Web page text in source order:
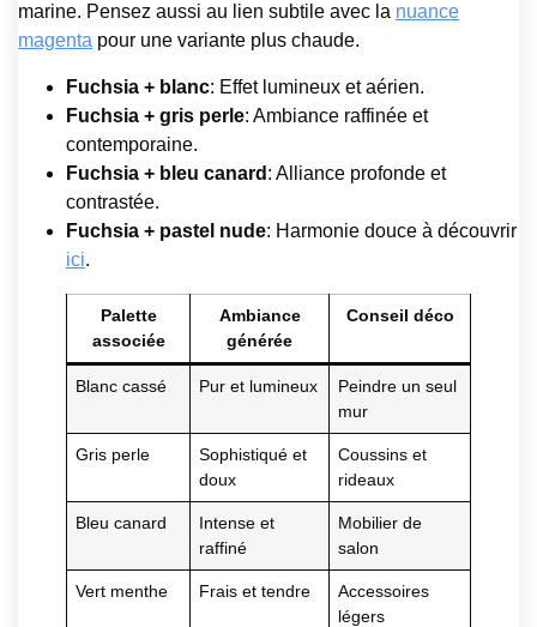
marine. Pensez aussi au lien subtile avec la nuance
magenta pour une variante plus chaude.
Fuchsia + blanc: Effet lumineux et aérien.
Fuchsia + gris perle: Ambiance raffinée et
contemporaine.
Fuchsia + bleu canard : Alliance profonde et
contrastée.
Fuchsia + pastel nude: Harmonie douce à découvrir
ici.
Palette
associée
Ambiance
générée
Conseil déco
Blanc cassé Pur et lumineux
Peindre un seul
mur
Gris perle
Sophistiqué et
doux
Coussins et
rideaux
Bleu canard
Intense et
raffiné
Mobilier de
salon
Vert menthe Frais et tendre
Accessoires
légers